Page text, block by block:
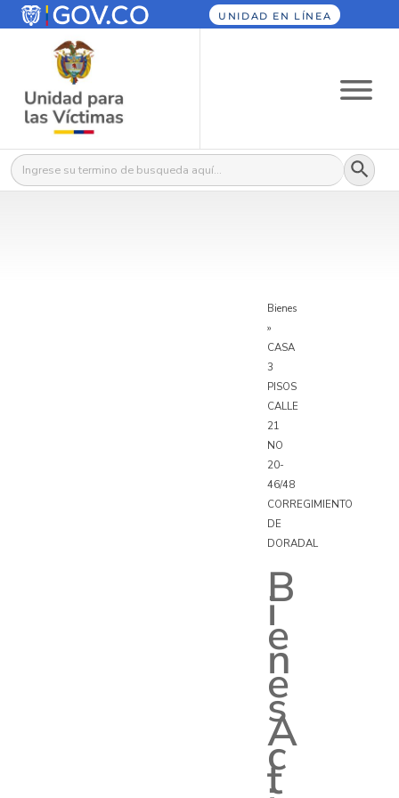
UNIDAD EN LÍNEA
Buscar: Botón
Bienes
»
CASA
3
PISOS
CALLE
21
NO
20-
46/48
CORREGIMIENTO
DE
DORADAL
B
i
e
n
e
s
A
c
t